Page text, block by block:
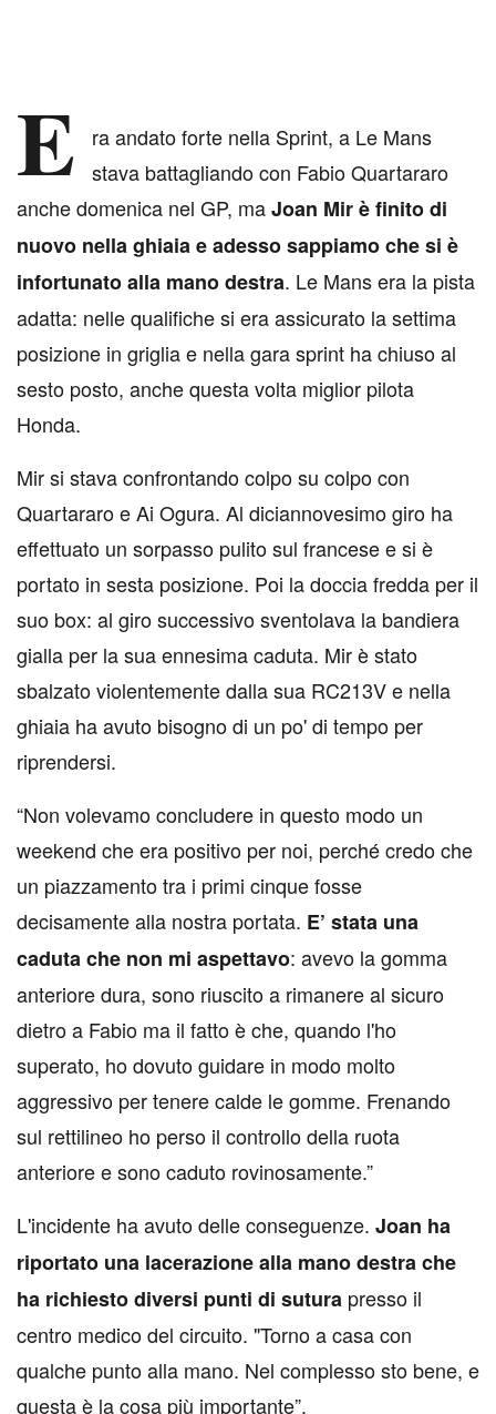
E
ra andato forte nella Sprint, a Le Mans
stava battagliando con Fabio Quartararo
anche domenica nel GP, maJoan Mir è finito di
nuovo nella ghiaia e adesso sappiamo che si è
infortunato alla mano destra. Le Mans era la pista
adatta: nelle qualifiche si era assicurato la settima
posizione in griglia e nella gara sprint ha chiuso al
sesto posto, anche questa volta miglior pilota
Honda.
Mir si stava confrontando colpo su colpo con
Quartararo e Ai Ogura. Al diciannovesimo giro ha
effettuato un sorpasso pulito sul francese e si è
portato in sesta posizione. Poi la doccia fredda per il
suo box: al giro successivo sventolava la bandiera
gialla per la sua ennesima caduta. Mir è stato
sbalzato violentemente dalla sua RC213V e nella
ghiaia ha avuto bisogno di un po' di tempo per
riprendersi.
“Non volevamo concludere in questo modo un
weekend che era positivo per noi, perché credo che
un piazzamento tra i primi cinque fosse
decisamente alla nostra portata. E’ stata una
caduta che non mi aspettavo: avevo la gomma
anteriore dura, sono riuscito a rimanere al sicuro
dietro a Fabio ma il fatto è che, quando l'ho
superato, ho dovuto guidare in modo molto
aggressivo per tenere calde le gomme. Frenando
sul rettilineo ho perso il controllo della ruota
anteriore e sono caduto rovinosamente.”
L'incidente ha avuto delle conseguenze. Joan ha
riportato una lacerazione alla mano destra che
ha richiesto diversi punti di sutura presso il
centro medico del circuito. "Torno a casa con
qualche punto alla mano. Nel complesso sto bene, e
questa è la cosa più importante”.